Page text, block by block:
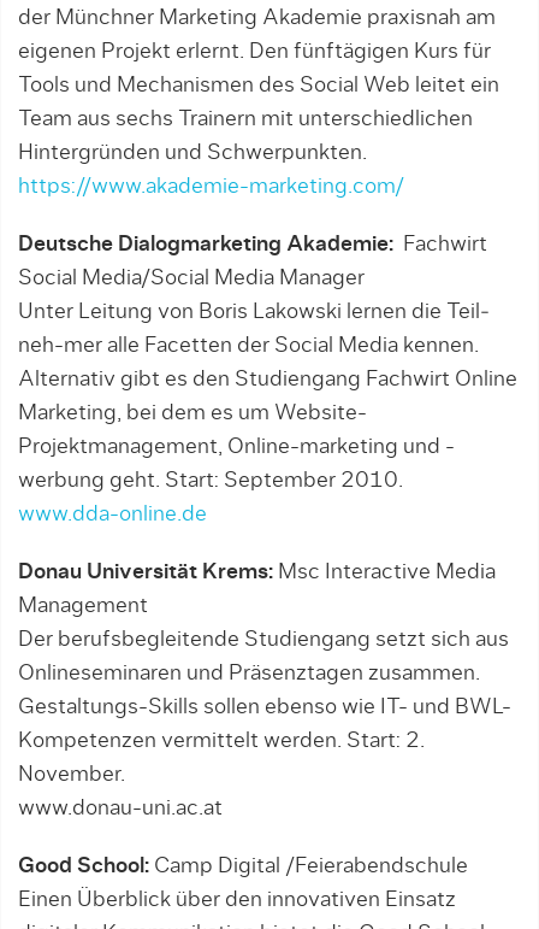
der Münchner Marketing Akademie praxisnah am
eigenen Projekt erlernt. Den fünftägigen Kurs für
Tools und Mechanismen des Social Web leitet ein
Team aus sechs Trainern mit unterschiedlichen
Hintergründen und Schwerpunkten.
https://www.akademie-marketing.com/
Deutsche Dialogmarketing Akademie:
Fachwirt
Social Media/Social Media Manager
Unter Leitung von Boris Lakowski lernen die Teil­
neh-mer alle Facetten der Social Media kennen.
Alternativ gibt es den Studiengang Fachwirt Online
Marketing, bei dem es um Website-
Projektmanagement, Online-marketing und -
werbung geht. Start: September 2010.
www.dda-online.de
Donau Universität Krems: Msc Interactive Media
Management
Der berufsbegleitende Studiengang setzt sich aus
Onlineseminaren und Präsenztagen zusammen.
Gestaltungs-Skills sollen ebenso wie IT- und BWL-
Kompetenzen vermittelt werden. Start: 2.
November.
www.donau-uni.ac.at
Good School: Camp Digital /Feierabendschule
Einen Überblick über den innovativen Einsatz